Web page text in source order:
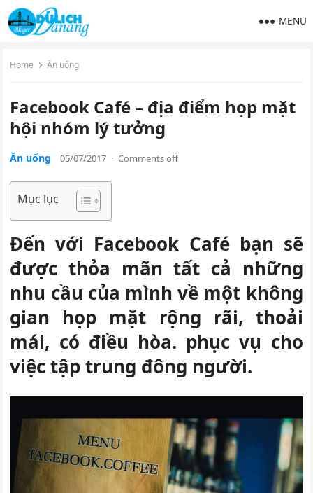
MENU
Home Ăn uống
Facebook Café – địa điểm họp mặt
hội nhóm lý tưởng
Ăn uống 05/07/2017 · Comments off
Mục lục
Đến với Facebook Café bạn sẽ
được thỏa mãn tất cả những
nhu cầu của mình về một không
gian họp mặt rộng rãi, thoải
mái, có điều hòa. phục vụ cho
việc tập trung đông người.